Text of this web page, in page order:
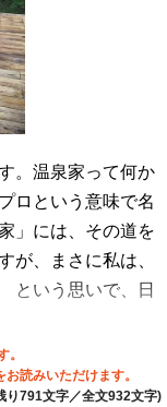
。温泉家って何か
ロという意味で名
」には、その道を
が、まさに私は、
という思いで、日
。
読みいただけます。
り791文字／全文932文字)